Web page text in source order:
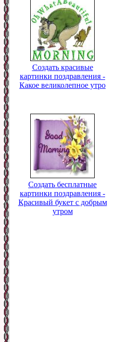
Создать красивые
картинки поздравления -
Какое великолепное утро
Создать бесплатные
картинки поздравления -
Красивый букет с добрым
утром